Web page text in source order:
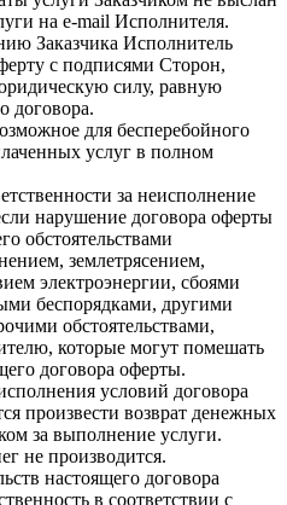
на e-mail Исполнителя.
Заказчика Исполнитель
с подписями Сторон,
силу, равную
договора.
для бесперебойного
услуг в полном
за неисполнение
нарушение договора оферты
обстоятельствами
землетрясением,
электроэнергии, сбоями
беспорядками, другими
обстоятельствами,
которые могут помешать
договора оферты.
условий договора
произвести возврат денежных
за выполнение услуги.
не производится.
настоящего договора
в соответствии с